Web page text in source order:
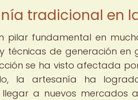
tradicional en
pilar fundamental en
técnicas de generación en
se ha visto afectada
la artesanía ha
a nuevos mercados